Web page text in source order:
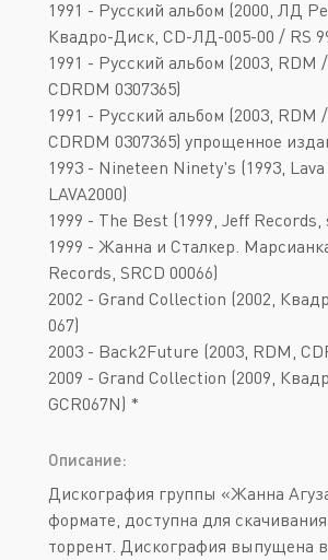
1991 - Русский альбом (2000, ЛД
Квадро-Диск, CD-ЛД-005-00 / RS
1991 - Русский альбом (2003, RDM
CDRDM 0307365)
1991 - Русский альбом (2003, RDM
CDRDM 0307365) упрощенное
1993 - Nineteen Ninety's (1993,
LAVA2000)
1999 - The Best (1999, Jeff Records,
1999 - Жанна и Сталкер.
Records, SRCD 00066)
2002 - Grand Collection (2002,
067)
2003 - Back2Future (2003, RDM,
2009 - Grand Collection (2009,
GCR067N) *
Описание:
Дискография группы «Жанна
формате, доступна для
торрент. Дискография выпущена в